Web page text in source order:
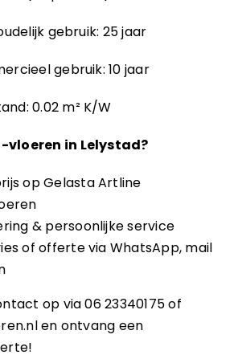
gebruik: 25 jaar
gebruik: 10 jaar
0.02 m² K/W
vloeren in Lelystad?
op Gelasta Artline
& persoonlijke service
of offerte via WhatsApp, mail
op via06 23340175of
en ontvang een